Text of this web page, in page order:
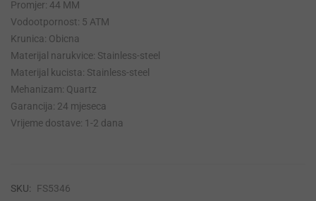
Promjer: 44 MM
Vodootpornost: 5 ATM
Krunica: Obicna
Materijal narukvice: Stainless-steel
Materijal kucista: Stainless-steel
Mehanizam: Quartz
Garancija: 24 mjeseca
Vrijeme dostave: 1-2 dana
SKU: FS5346